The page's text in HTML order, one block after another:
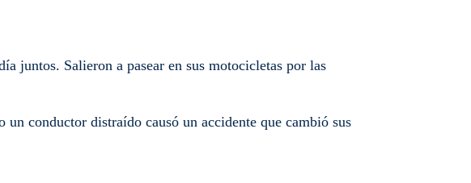
juntos. Salieron a pasear en sus motocicletas por las
conductor distraído causó un accidente que cambió sus